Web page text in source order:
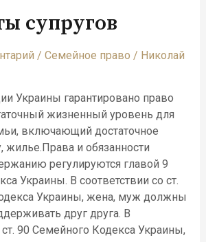
супругов
/ Семейное право / Николай
Украины гарантировано право
жизненный уровень для
включающий достаточное
жилье.Права и обязанности
регулируются главой 9
Украины. В соответствии со ст.
Украины, жена, муж должны
друг друга. В
ст. 90 Семейного Кодекса Украины,